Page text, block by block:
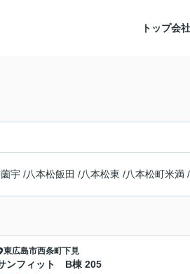
トップ会
宇 /八本松飯田 /八本松東 /八本松町米満 /
東広島市西条町下見
ンフィット B棟 205